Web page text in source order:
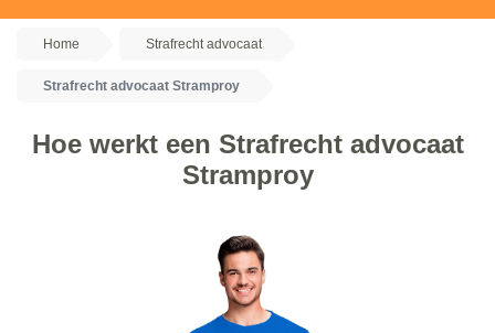
Home Strafrecht advocaat
Strafrecht advocaat Stramproy
Hoe werkt een Strafrecht advocaat
Stramproy